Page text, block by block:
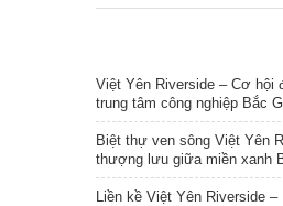
Việt Yên Riverside – Cơ hội
trung tâm công nghiệp Bắc
Biệt thự ven sông Việt Yên
thượng lưu giữa miền xanh
Liền kề Việt Yên Riverside –